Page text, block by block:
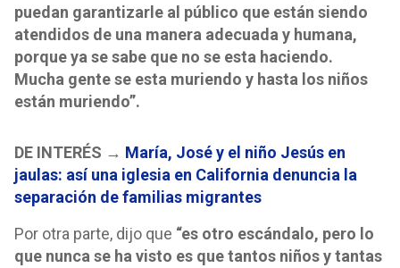
puedan garantizarle al público que están siendo
atendidos de una manera adecuada y humana,
porque ya se sabe que no se esta haciendo.
Mucha gente se esta muriendo y hasta los niños
están muriendo”.
DE INTERÉS → María, José y el niño Jesús en
jaulas: así una iglesia en California denuncia la
separación de familias migrantes
Por otra parte, dijo que “es otro escándalo, pero lo
que nunca se ha visto es que tantos niños y tantas